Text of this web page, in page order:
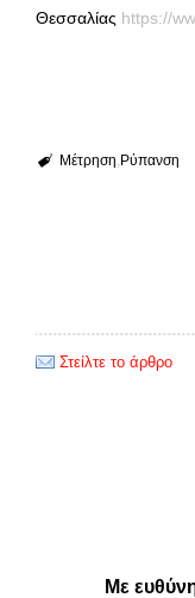
Θεσσαλίας https://
Μέτρηση Ρύπανση
Στείλτε το άρθρο
Με